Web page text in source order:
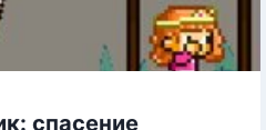
спасение